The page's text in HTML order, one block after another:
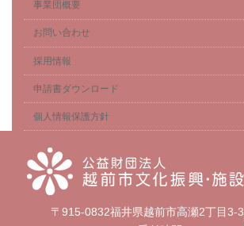
事業団概要
お問い合わせ
採用情報
申請書ダウンロード
個人情報保護方針
〒915-0832福井県越前市高瀬2丁目3-3